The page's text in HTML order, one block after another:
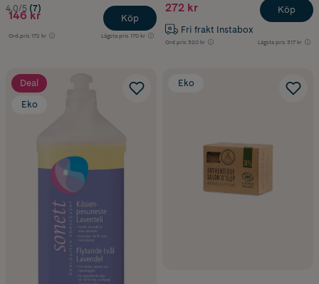
4.0/5 (7)
146 kr
Ord.pris 172 kr Lägsta pris 170 kr
Köp
272 kr
Fri frakt Instabox
Ord.pris 320 kr Lägsta pris 317 kr
Köp
Deal
Eko
Eko